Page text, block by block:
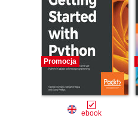
Promocja
ebook